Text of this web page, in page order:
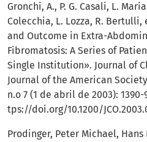
Gronchi, A., P. G. Casali, L.
Colecchia, L. Lozza, R.
and Outcome in Extra-
Fibromatosis: A Series of
Single Institution». Journal of
Journal of the American
n.o 7 (1 de abril de 2003): 1390-
tps://doi.org/10.1200/
Prodinger, Peter Michael,